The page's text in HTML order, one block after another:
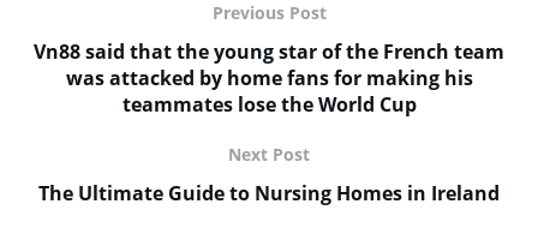
Previous Post
Vn88 said that the young star of the French team
was attacked by home fans for making his
teammates lose the World Cup
Next Post
The Ultimate Guide to Nursing Homes in Ireland